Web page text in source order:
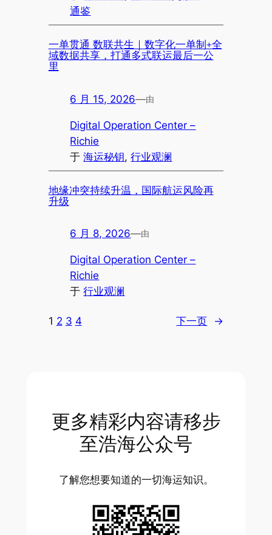
通鉴
一单贯通 数联共生｜数字化一单制+全
域数据共享，打通多式联运最后一公
里
6 月 15, 2026—由
Digital Operation Center –
Richie
于海运秘钥, 行业观澜
地缘冲突持续升温，国际航运风险再
升级
6 月 8, 2026—由
Digital Operation Center –
Richie
于行业观澜
1 2 3 4 下一页 →
更多精彩内容请移步
至浩海公众号
了解您想要知道的一切海运知识。